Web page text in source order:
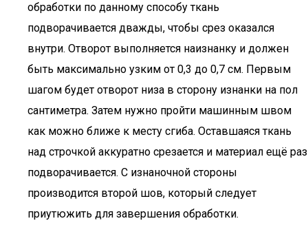
обработки по данному способу ткань
подворачивается дважды, чтобы срез оказался
внутри. Отворот выполняется наизнанку и должен
быть максимально узким от 0,3 до 0,7 см. Первым
шагом будет отворот низа в сторону изнанки на пол
сантиметра. Затем нужно пройти машинным швом
как можно ближе к месту сгиба. Оставшаяся ткань
над строчкой аккуратно срезается и материал ещё раз
подворачивается. С изнаночной стороны
производится второй шов, который следует
приутюжить для завершения обработки.